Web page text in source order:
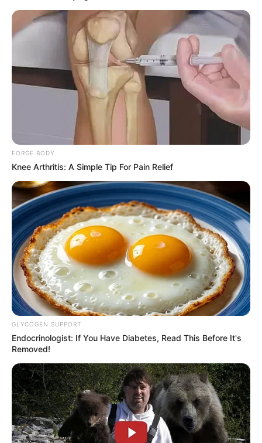
FORGE BODY
Knee Arthritis: A Simple Tip For Pain Relief
GLYCOGEN SUPPORT
Endocrinologist: If You Have Diabetes, Read This Before It's
Removed!